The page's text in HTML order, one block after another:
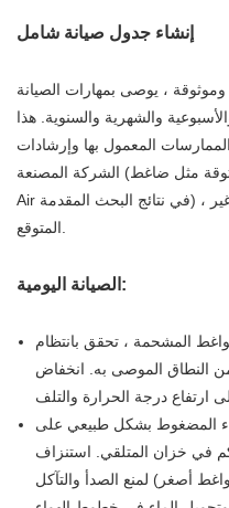
إنشاء جدول صيانة شامل
، يوصى بمهارات الصيانة
والشهرية والسنوية. هذا
المعمول بها وإرشادات
الشركة المصنعة (كما أوضحت مصادر موثوقة مثل ضاغط Atlas Copco
Air في نتائج البحث المقدمة) ، إلى الحد الأدنى من مخاطر التعطل غير
المتوقع.
الصيانة اليومية:
المشحمة ، تحقق بانتظام
النطاق الموصى به. انخفاض
المضغوط بشكل طبيعي على
في خزان المتلقي. استنزاف
أصغر) لمنع الصدأ والتآكل